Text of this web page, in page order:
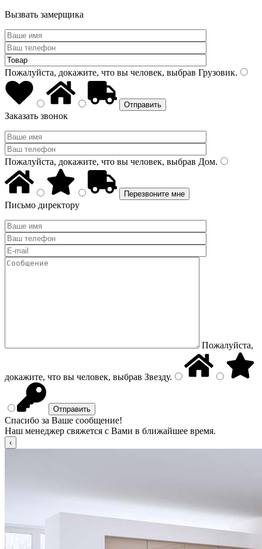
Вызвать замерщика
Пожалуйста, докажите, что вы человек, выбрав Грузовик.
Заказать звонок
Пожалуйста, докажите, что вы человек, выбрав Дом.
Письмо директору
Пожалуйста,
докажите, что вы человек, выбрав Звезду.
Спасибо за Ваше сообщение!
Наш менеджер свяжется с Вами в ближайшее время.